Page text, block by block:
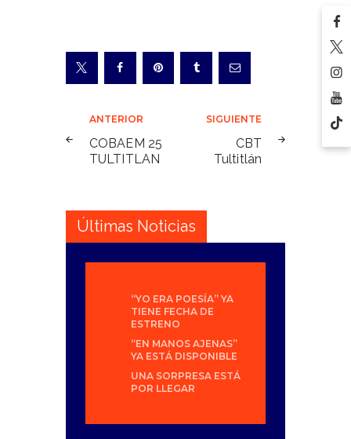
Navegación
de
entradas
ANTERIOR
COBAEM 25
TULTITLAN
SIGUIENTE
CBT
Tultitlán
Últimas Noticias
“YO ERA POESÍA” YA
TIENE FECHA DE
ESTRENO
“EN MANOS AJENAS”
YA ESTÁ DISPONIBLE
UNA SORPRESA ESTÁ
POR LLEGAR